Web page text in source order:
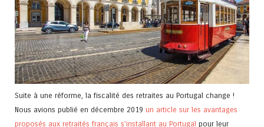
Suite à une réforme, la fiscalité des retraites au Portugal change !
Nous avions publié en décembre 2019 un article sur les avantages
proposés aux retraités français s’installant au Portugal pour leur